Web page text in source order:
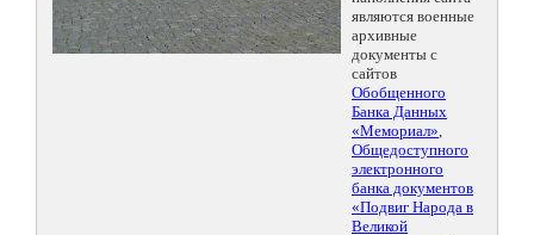
являются военные
архивные
документы с
сайтов
Обобщенного
Банка Данных
«Мемориал»,
Общедоступного
электронного
банка документов
«Подвиг Народа в
Великой